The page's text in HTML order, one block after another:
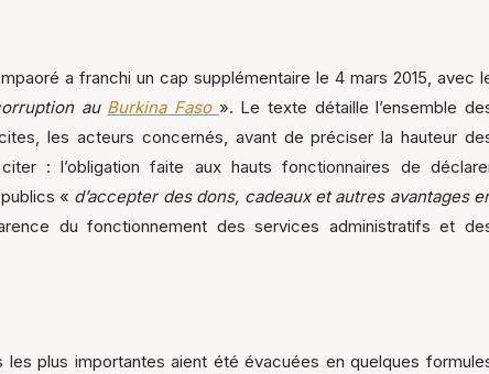
a franchi un cap supplémentaire le 4 mars 2015, avec
au Burkina Faso ». Le texte détaille l’ensemble
les acteurs concernés, avant de préciser la hauteur
: l’obligation faite aux hauts fonctionnaires de
« d’accepter des dons, cadeaux et autres avantages
du fonctionnement des services administratifs et
plus importantes aient été évacuées en quelques